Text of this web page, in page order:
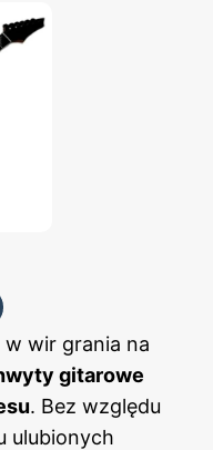
w wir grania na
gitarowe
. Bez względu
ulubionych